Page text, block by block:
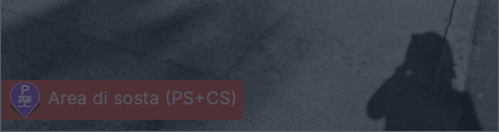
Area di sosta (PS+CS)